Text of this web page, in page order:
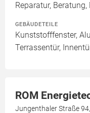
Reparatur,
GEBÄUDETEILE
Kunststofffenster,
Terrassentür,
ROM
Jungenthaler Straße